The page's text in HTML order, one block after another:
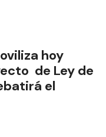
hoy
de Ley de
el